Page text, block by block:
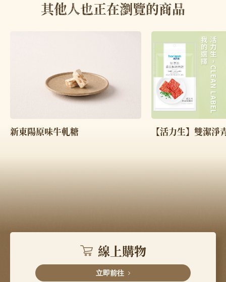
其他人也正在瀏覽的商品
新東陽原味牛軋糖 【活力生】雙潔淨
線上購物
立即前往